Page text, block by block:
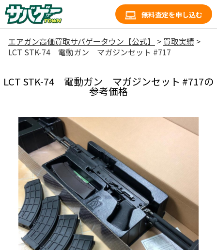
無料査定を申し込む
エアガン高価買取サバゲータウン【公式】 > 買取実績 >
LCT STK-74 電動ガン マガジンセット #717
LCT STK-74 電動ガン マガジンセット #717の
参考価格